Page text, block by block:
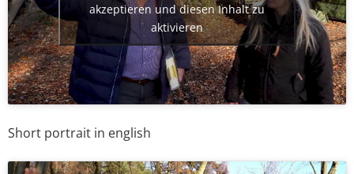
akzeptieren und diesen Inhalt zu
aktivieren
Short portrait in english